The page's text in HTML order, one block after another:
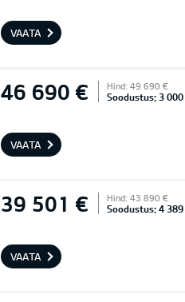
VAATA
46 690 € Hind: 49 690 €
Soodustus: 3 000
VAATA
39 501 € Hind: 43 890 €
Soodustus: 4 389
VAATA